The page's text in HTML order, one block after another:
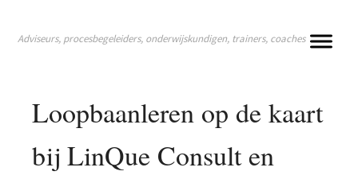
Adviseurs, procesbegeleiders, onderwijskundigen, trainers, coaches
Loopbaanleren op de kaart
bij LinQue Consult en